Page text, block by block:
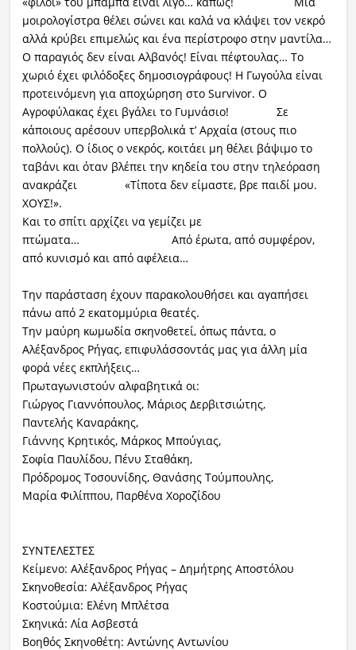
μοιρολογίστρα θέλει σώνει και καλά να κλάψει τον νεκρό
αλλά κρύβει επιμελώς και ένα περίστροφο στην μαντίλα…
Ο παραγιός δεν είναι Αλβανός! Είναι πέφτουλας… Το
χωριό έχει φιλόδοξες δημοσιογράφους! Η Γωγούλα είναι
προτεινόμενη για αποχώρηση στο Survivor. Ο
Αγροφύλακας έχει βγάλει το Γυμνάσιο! Σε
κάποιους αρέσουν υπερβολικά τ’ Αρχαία (στους πιο
πολλούς). Ο ίδιος ο νεκρός, κοιτάει μη θέλει βάψιμο το
ταβάνι και όταν βλέπει την κηδεία του στην τηλεόραση
ανακράζει «Τίποτα δεν είμαστε, βρε παιδί μου.
ΧΟΥΣ!».
Και το σπίτι αρχίζει να γεμίζει με
πτώματα… Από έρωτα, από συμφέρον,
από κυνισμό και από αφέλεια…
Την παράσταση έχουν παρακολουθήσει και αγαπήσει
πάνω από 2 εκατομμύρια θεατές.
Την μαύρη κωμωδία σκηνοθετεί, όπως πάντα, ο
Αλέξανδρος Ρήγας, επιφυλάσσοντάς μας για άλλη μία
φορά νέες εκπλήξεις…
Πρωταγωνιστούν αλφαβητικά οι:
Γιώργος Γιαννόπουλος, Μάριος Δερβιτσιώτης,
Παντελής Καναράκης,
Γιάννης Κρητικός, Μάρκος Μπούγιας,
Σοφία Παυλίδου, Πένυ Σταθάκη,
Πρόδρομος Τοσουνίδης, Θανάσης Τούμπουλης,
Μαρία Φιλίππου, Παρθένα Χοροζίδου
ΣΥΝΤΕΛΕΣΤΕΣ
Κείμενο: Αλέξανδρος Ρήγας – Δημήτρης Αποστόλου
Σκηνοθεσία: Αλέξανδρος Ρήγας
Κοστούμια: Ελένη Μπλέτσα
Σκηνικά: Λία Ασβεστά
Βοηθός Σκηνοθέτη: Αντώνης Αντωνίου